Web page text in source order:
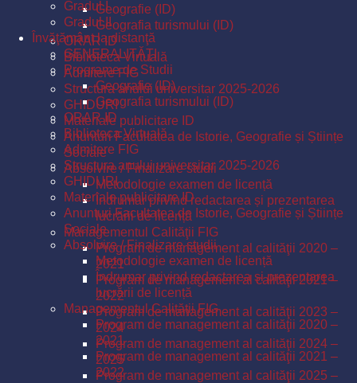
Geografie (ID)
Geografia turismului (ID)
ORAR ID
Biblioteca Virtuală
Admitere FIG
Structura anului universitar 2025-2026
GHIDURI
Materiale publicitare ID
Anunturi Facultatea de Istorie, Geografie și Științe
Sociale
Absolvire / Finalizare studii
Metodologie examen de licență
Îndrumar privind redactarea și prezentarea
lucrării de licență
Managementul Calităţii FIG
Program de management al calităţii 2020 –
2021
Program de management al calităţii 2021 –
2022
Program de management al calităţii 2023 –
2024
Program de management al calităţii 2024 –
2025
Program de management al calităţii 2025 –
Gradul I
Gradul II
Învăţământ la distanţă
GENERALITĂŢI
Programe de Studii
Geografie (ID)
Geografia turismului (ID)
ORAR ID
Biblioteca Virtuală
Admitere FIG
Structura anului universitar 2025-2026
GHIDURI
Materiale publicitare ID
Anunturi Facultatea de Istorie, Geografie și Științe
Sociale
Absolvire / Finalizare studii
Metodologie examen de licență
Îndrumar privind redactarea și prezentarea
lucrării de licență
Managementul Calităţii FIG
Program de management al calităţii 2020 –
2021
Program de management al calităţii 2021 –
2022